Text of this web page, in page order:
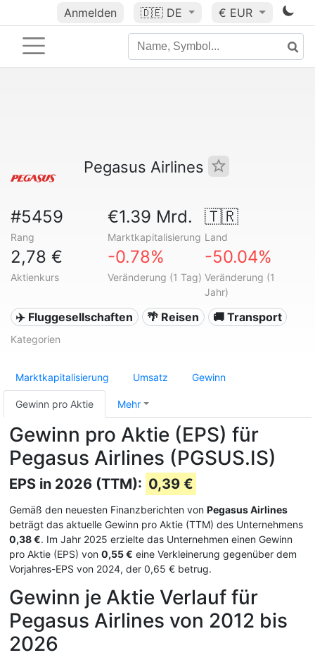
Anmelden 🇩🇪 DE € EUR
Pegasus Airlines
#5459
Rang
€1.39 Mrd.
Marktkapitalisierung
🇹🇷
Land
2,78 €
Aktienkurs
-0.78%
Veränderung (1 Tag)
-50.04%
Veränderung (1
Jahr)
✈️ Fluggesellschaften 🌴 Reisen 🚚 Transport
Kategorien
Marktkapitalisierung Umsatz Gewinn
Gewinn pro Aktie Mehr
Gewinn pro Aktie (EPS) für
Pegasus Airlines (PGSUS.IS)
EPS in 2026 (TTM): 0,39 €
Gemäß den neuesten Finanzberichten von Pegasus Airlines
beträgt das aktuelle Gewinn pro Aktie (TTM) des Unternehmens
0,38 €. Im Jahr 2025 erzielte das Unternehmen einen Gewinn
pro Aktie (EPS) von 0,55 € eine Verkleinerung gegenüber dem
Vorjahres-EPS von 2024, der 0,65 € betrug.
Gewinn je Aktie Verlauf für
Pegasus Airlines von 2012 bis
2026